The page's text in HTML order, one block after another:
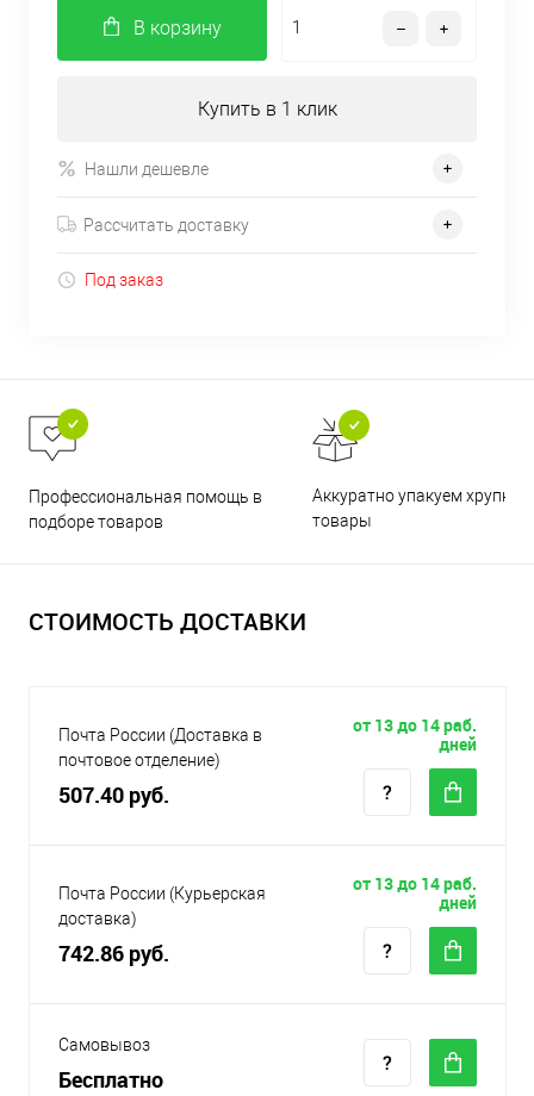
В корзину
Купить в 1 клик
Нашли дешевле
Рассчитать доставку
Под заказ
Профессиональная помощь в
подборе товаров
Аккуратно упакуем хрупкие
товары
СТОИМОСТЬ ДОСТАВКИ
Почта России (Доставка в
почтовое отделение)
507.40 руб.
от 13 до 14 раб.
дней
Почта России (Курьерская
доставка)
742.86 руб.
от 13 до 14 раб.
дней
Самовывоз
Бесплатно